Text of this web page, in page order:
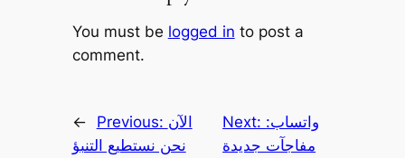
You must be logged in to post a
comment.
← Previous: الآن
نحن نستطيع التنبؤ
Next: واتساب:
مفاجآت جديدة